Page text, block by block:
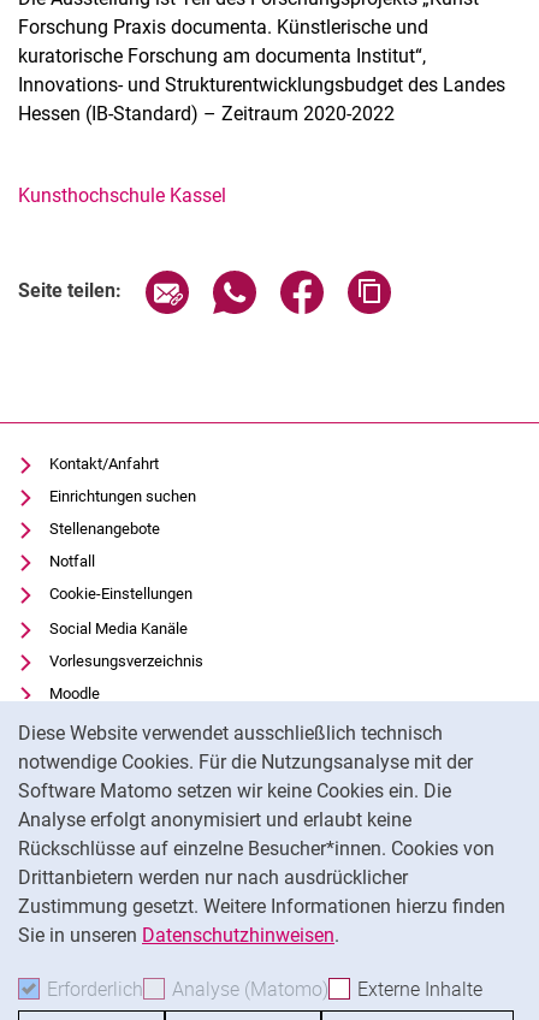
Diese Website verwendet ausschließlich technisch
notwendige Cookies. Für die Nutzungsanalyse mit der
Software Matomo setzen wir keine Cookies ein. Die
Analyse erfolgt anonymisiert und erlaubt keine
Rückschlüsse auf einzelne Besucher*innen. Cookies von
Drittanbietern werden nur nach ausdrücklicher
Zustimmung gesetzt. Weitere Informationen hierzu finden
Sie in unseren Datenschutzhinweisen.
Erforderlich Erforderliche Cookies akzeptieren
Analyse (Matomo) Analyse-Cookies
Externe Inhalte
Forschung Praxis documenta. Künstlerische und
kuratorische Forschung am documenta Institut“,
Innovations- und Strukturentwicklungsbudget des Landes
Hessen (IB-Standard) – Zeitraum 2020-2022
Kunsthochschule Kassel
Seite teilen: Seite über E-Mail teilen
Seite über WhatsApp teilen
Seite über Facebook
Kontakt/Anfahrt
Einrichtungen suchen
Stellenangebote
Notfall
Cookie-Einstellungen
Social Media Kanäle
Vorlesungsverzeichnis
Moodle
Panopto
Universitätsbibliothek
Datenschutz
Barrierefreiheit
Transparenter KI-Einsatz